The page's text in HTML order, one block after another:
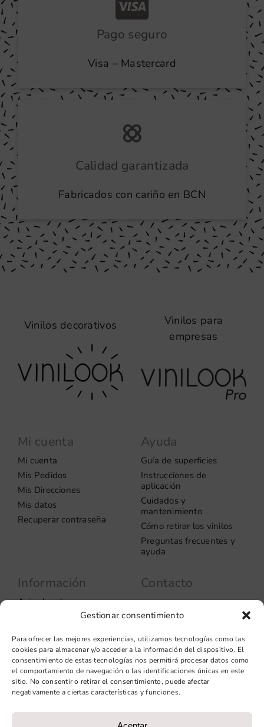
Gestionar consentimiento
Para ofrecer las mejores experiencias, utilizamos tecnologías como las
cookies para almacenar y/o acceder a la información del dispositivo. El
consentimiento de estas tecnologías nos permitirá procesar datos como
el comportamiento de navegación o las identificaciones únicas en este
sitio. No consentir o retirar el consentimiento, puede afectar
negativamente a ciertas características y funciones.
Pago seguro
Visa – Mastercard
Calidad garantizada
Fabricados con cariño en BCN
Vinilos decorativos
Mi cuenta
Mi cuenta
Mis Pedidos
Mis Direcciones
Mis datos
Recuperar contraseña
Ayuda
Guía de superficies
Instrucciones de
aplicación
Cuidados y
mantenimiento
Cómo retirar los vinilos
Preguntas frecuentes y
ayuda
Información
Aviso legal
Política de privacidad
cookies
Condiciones de venta
Condiciones generales de
contratación
Diseño web: qualitystudio
Contacto
08037 – Barcelona
+34 93 706 51 69
hello@vinilook.net
Vinilos para
empresas